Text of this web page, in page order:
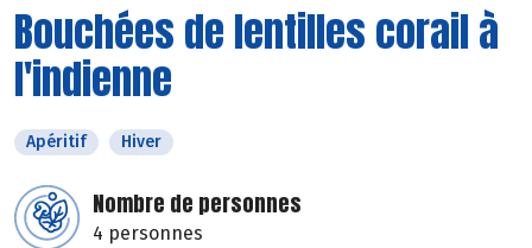
Bouchées de lentilles corail à
l'indienne
Apéritif Hiver
Nombre de personnes
4 personnes